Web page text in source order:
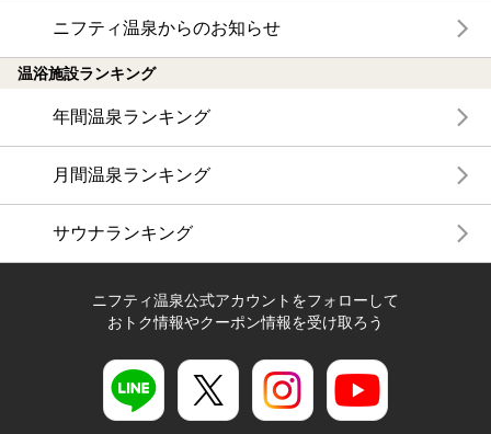
ニフティ温泉からのお知らせ
温浴施設ランキング
年間温泉ランキング
月間温泉ランキング
サウナランキング
ニフティ温泉公式アカウントをフォローして
おトク情報やクーポン情報を受け取ろう